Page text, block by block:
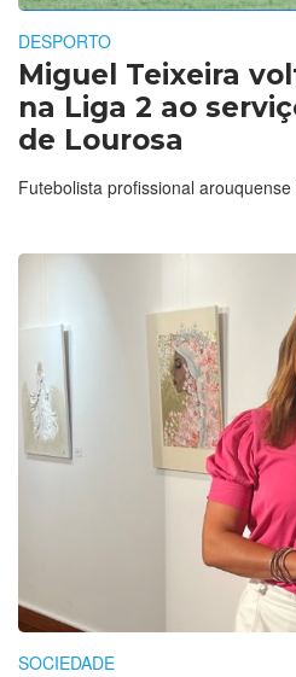
DESPORTO
Miguel Teixeira
na Liga 2 ao
de Lourosa
Futebolista profissional
SOCIEDADE